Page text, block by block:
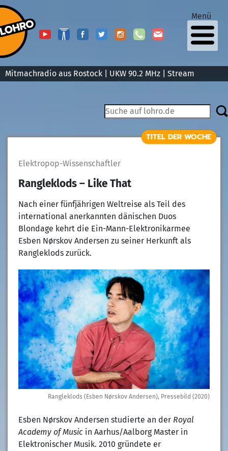
Mitmachradio aus Rostock | UKW 90.2 MHz | Stream
Menü
TITEL DER WOCHE
Elektropop-Wissenschaftler
Rangleklods – Like That
Nach einer fünfjährigen Weltreise als Teil des
international anerkannten dänischen Duos
Blondage kehrt die Ein-Mann-Elektronikarmee
Esben Nørskov Andersen zu seiner Herkunft als
Rangleklods zurück.
Rangleklods (Esben Nørskov Andersen), Pressebild (2020)
Esben Nørskov Andersen studierte an der Royal
Academy of Musicin Aarhus/Aalborg Master in
Elektronischer Musik. 2010 gründete er